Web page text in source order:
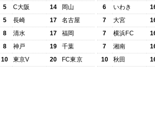
5
C大阪 14
岡山
5
長崎 17
名古屋
8
清水 17
福岡
8
神戸 19
千葉
10
東京V 20 FC東京
6
いわき
7
大宮
7
横浜FC
7
湘南
10
秋田